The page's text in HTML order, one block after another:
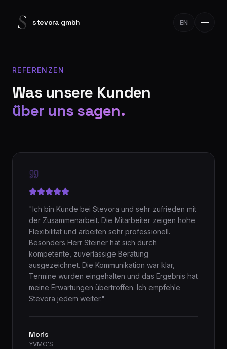
stevora gmbh EN
REFERENZEN
Was unsere Kunden
über uns sagen.
"Ich bin Kunde bei Stevora und sehr zufrieden mit
der Zusammenarbeit. Die Mitarbeiter zeigen hohe
Flexibilität und arbeiten sehr professionell.
Besonders Herr Steiner hat sich durch
kompetente, zuverlässige Beratung
ausgezeichnet. Die Kommunikation war klar,
Termine wurden eingehalten und das Ergebnis hat
meine Erwartungen übertroffen. Ich empfehle
Stevora jedem weiter."
Moris
YVMO'S